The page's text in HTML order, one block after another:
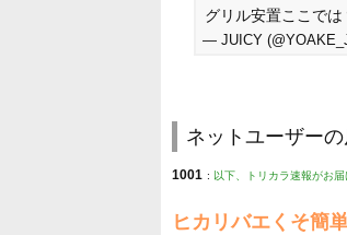
グリル安置ここで
— JUICY
ネットユーザー
1001 : 以下、トリカラ速報がお
ヒカリバエくそ簡